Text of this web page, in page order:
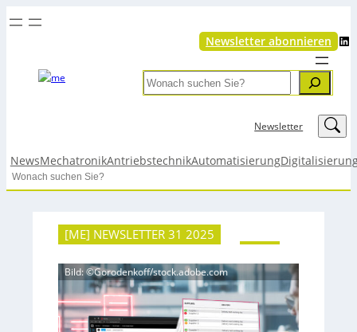
Newsletter abonnieren LinkedIn
Search
Newsletter LinkedIn
NewsMechatronikAntriebstechnikAutomatisierung
Search
[ME] NEWSLETTER 31 2025
Bild: ©Gorodenkoff/stock.adobe.com